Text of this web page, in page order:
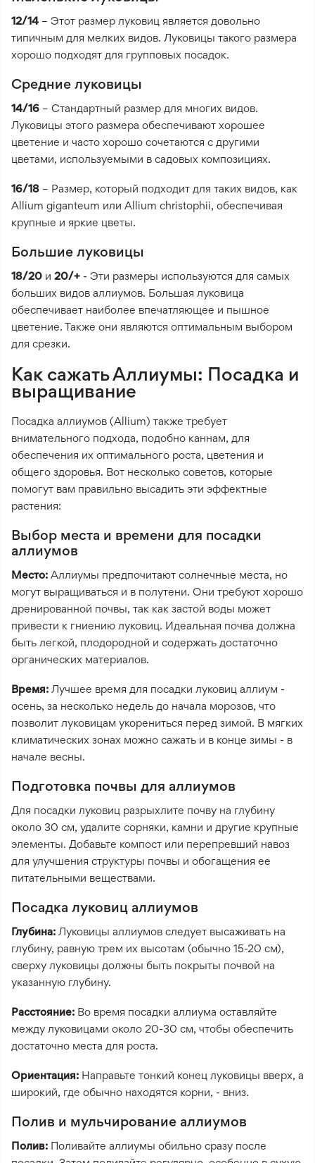
12/14 – Этот размер луковиц является довольно
типичным для мелких видов. Луковицы такого размера
хорошо подходят для групповых посадок.
Средние луковицы
14/16 – Стандартный размер для многих видов.
Луковицы этого размера обеспечивают хорошее
цветение и часто хорошо сочетаются с другими
цветами, используемыми в садовых композициях.
16/18 – Размер, который подходит для таких видов, как
Allium giganteum или Allium christophii, обеспечивая
крупные и яркие цветы.
Большие луковицы
18/20 и 20/+ - Эти размеры используются для самых
больших видов аллиумов. Большая луковица
обеспечивает наиболее впечатляющее и пышное
цветение. Также они являются оптимальным выбором
для срезки.
Как сажать Аллиумы: Посадка и
выращивание
Посадка аллиумов (Allium) также требует
внимательного подхода, подобно каннам, для
обеспечения их оптимального роста, цветения и
общего здоровья. Вот несколько советов, которые
помогут вам правильно высадить эти эффектные
растения:
Выбор места и времени для посадки
аллиумов
Место: Аллиумы предпочитают солнечные места, но
могут выращиваться и в полутени. Они требуют хорошо
дренированной почвы, так как застой воды может
привести к гниению луковиц. Идеальная почва должна
быть легкой, плодородной и содержать достаточно
органических материалов.
Время: Лучшее время для посадки луковиц аллиум -
осень, за несколько недель до начала морозов, что
позволит луковицам укорениться перед зимой. В мягких
климатических зонах можно сажать и в конце зимы - в
начале весны.
Подготовка почвы для аллиумов
Для посадки луковиц разрыхлите почву на глубину
около 30 см, удалите сорняки, камни и другие крупные
элементы. Добавьте компост или перепревший навоз
для улучшения структуры почвы и обогащения ее
питательными веществами.
Посадка луковиц аллиумов
Глубина: Луковицы аллиумов следует высаживать на
глубину, равную трем их высотам (обычно 15-20 см),
сверху луковицы должны быть покрыты почвой на
указанную глубину.
Расстояние: Во время посадки аллиума оставляйте
между луковицами около 20-30 см, чтобы обеспечить
достаточно места для роста.
Ориентация: Направьте тонкий конец луковицы вверх, а
широкий, где обычно находятся корни, - вниз.
Полив и мульчирование аллиумов
Полив: Поливайте аллиумы обильно сразу после